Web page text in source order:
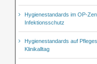
Hygienestandards im OP-
Infektionsschutz
Hygienestandards auf
Klinikalltag